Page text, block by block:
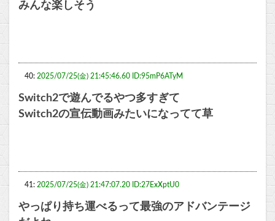
みんな楽しそう
40: 2025/07/25(金) 21:45:46.60 ID:95mP6ATyM
Switch2で遊んでるやつ多すぎて
Switch2の宣伝動画みたいになってて草
41: 2025/07/25(金) 21:47:07.20 ID:27ExXptU0
やっぱり持ち運べるって最強のアドバンテージ